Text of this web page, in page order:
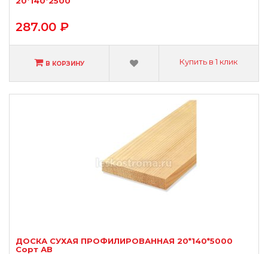
287.00 ₽
В КОРЗИНУ Купить в 1 клик
ДОСКА СУХАЯ ПРОФИЛИРОВАННАЯ 20*140*5000
Сорт АВ